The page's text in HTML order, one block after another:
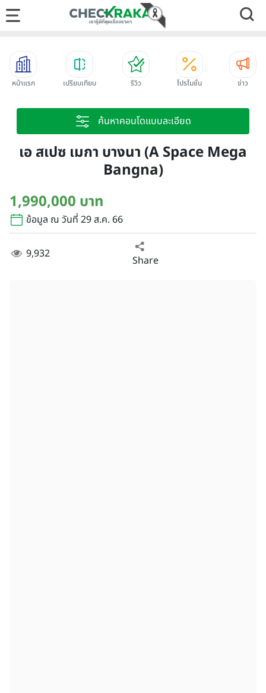
หน้าแรก เปรียบเทียบ รีวิว โปรโมชั่น ข่าว
ค้นหาคอนโดแบบละเอียด
เอ สเปซ เมกา บางนา (A Space Mega
Bangna)
1,990,000 บาท
ข้อมูล ณ วันที่ 29 ส.ค. 66
9,932 Share